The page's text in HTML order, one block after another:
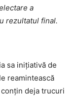
a
rezultatul final.
sa inițiativă de
reamintească
deja trucuri